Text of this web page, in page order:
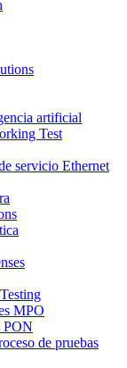
artificial
Test
servicio Ethernet
MPO
PON
de pruebas